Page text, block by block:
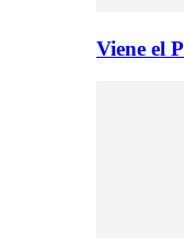
Viene el